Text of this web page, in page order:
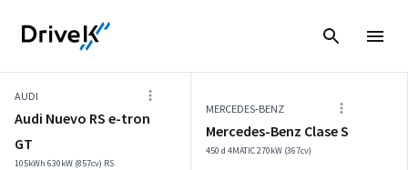
AUDI
Audi Nuevo RS e-tron
GT
105kWh 630kW (857cv) RS
MERCEDES-BENZ
Mercedes-Benz Clase S
450 d 4MATIC 270kW (367cv)